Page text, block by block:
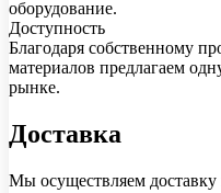
оборудование.
Доступность
Благодаря собственному
материалов предлагаем
рынке.
Доставка
Мы осуществляем